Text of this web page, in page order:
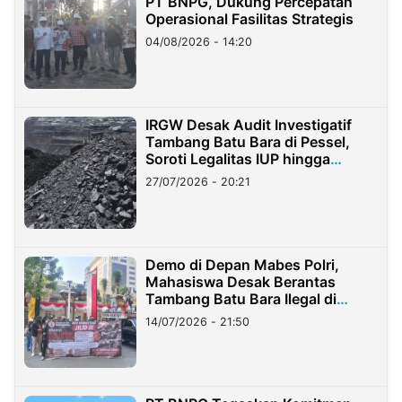
Operasional Fasilitas Strategis
04/08/2026 - 14:20
IRGW Desak Audit Investigatif
Tambang Batu Bara di Pessel,
Soroti Legalitas IUP hingga
Stockpile
27/07/2026 - 20:21
Demo di Depan Mabes Polri,
Mahasiswa Desak Berantas
Tambang Batu Bara Ilegal di
Lampung
14/07/2026 - 21:50